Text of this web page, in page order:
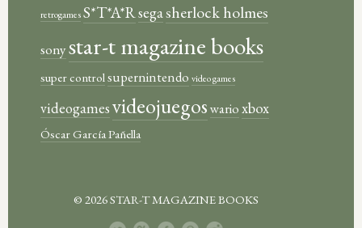
retrogamesS*T*A*Rsegasherlock holmes
sonystar-t magazine books
super control supernintendo video games
videogamesvideojuegoswarioxbox
Óscar García Pañella
© 2026 STAR-T MAGAZINE BOOKS